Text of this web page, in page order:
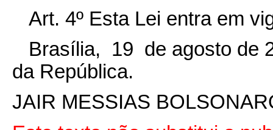
Art. 4º Esta Lei entra em
Brasília, 19 de agosto de
da República.
JAIR MESSIAS